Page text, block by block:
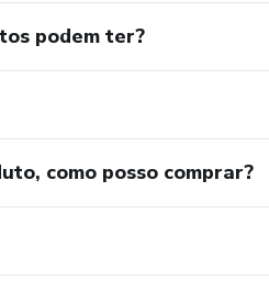
podem ter?
como posso comprar?